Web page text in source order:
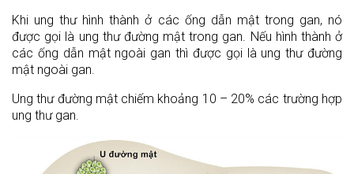
Khi ung thư hình thành ở các ống dẫn mật trong gan, nó
được gọi là ung thư đường mật trong gan. Nếu hình thành ở
các ống dẫn mật ngoài gan thì được gọi là ung thư đường
mật ngoài gan.
Ung thư đường mật chiếm khoảng 10 – 20% các trường hợp
ung thư gan.